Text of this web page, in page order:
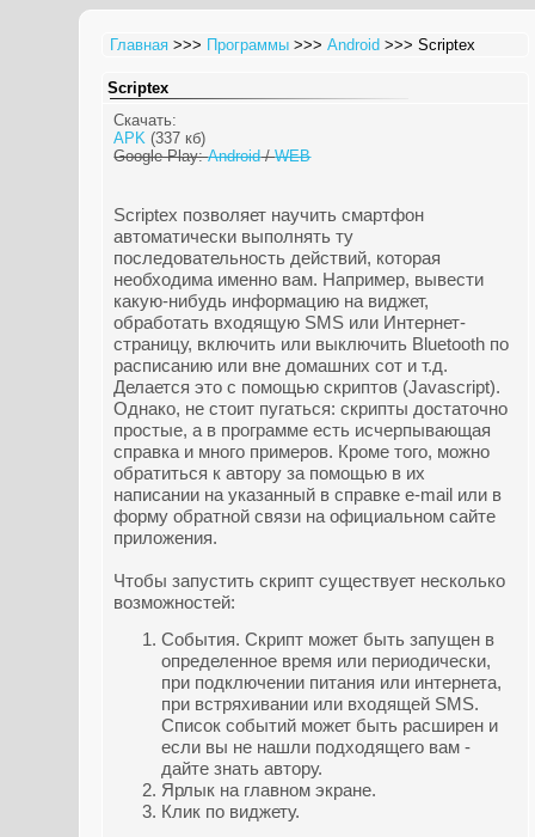
Главная >>> Программы >>>Android >>> Scriptex
Scriptex
Скачать:
APK (337 кб)
Google Play:Android/WEB
Scriptex позволяет научить смартфон
автоматически выполнять ту
последовательность действий, которая
необходима именно вам. Например, вывести
какую-нибудь информацию на виджет,
обработать входящую SMS или Интернет-
страницу, включить или выключить Bluetooth по
расписанию или вне домашних сот и т.д.
Делается это с помощью скриптов (Javascript).
Однако, не стоит пугаться: скрипты достаточно
простые, а в программе есть исчерпывающая
справка и много примеров. Кроме того, можно
обратиться к автору за помощью в их
написании на указанный в справке e-mail или в
форму обратной связи на официальном сайте
приложения.
Чтобы запустить скрипт существует несколько
возможностей:
События. Скрипт может быть запущен в
определенное время или периодически,
при подключении питания или интернета,
при встряхивании или входящей SMS.
Список событий может быть расширен и
если вы не нашли подходящего вам -
дайте знать автору.
Ярлык на главном экране.
Клик по виджету.